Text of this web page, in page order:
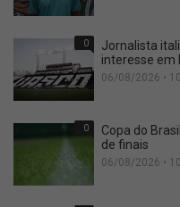
0
Jornalista
interesse em
06/08/2026 •
0
Copa do
de finais
06/08/2026 •